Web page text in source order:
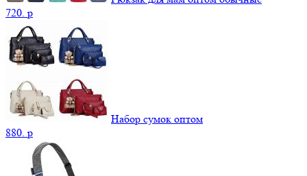
720. p
Набор сумок оптом
880. p